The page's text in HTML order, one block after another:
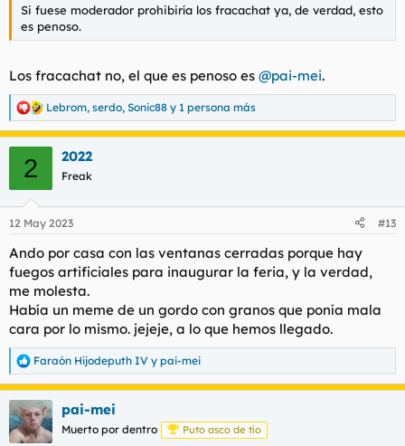
Si fuese moderador prohibiría los fracachat ya, de verdad, esto
es penoso.
Los fracachat no, el que es penoso es @pai-mei.
R
e
a
e
:
Lebrom, serdo, Sonic88 y 1 persona más
2 2022
Freak
12 May 2023 #13
Ando por casa con las ventanas cerradas porque hay
fuegos artificiales para inaugurar la feria, y la verdad,
me molesta.
Había un meme de un gordo con granos que ponía mala
cara por lo mismo. jejeje, a lo que hemos llegado.
R
e
a
c
c
i
Faraón Hijodeputh IV y pai-mei
pai-mei
Muerto por dentro Puto asco de tío